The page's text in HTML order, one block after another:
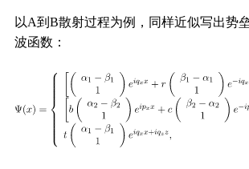
以A到B散射过程为例，同样近似写出势
波函数：